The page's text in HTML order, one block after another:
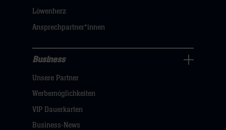
hier
Löwenherz
Ansprechpartner*innen
Navigation
öffnen,
dann
klicken
Business
Unsere Partner
Werbemöglichkeiten
VIP Dauerkarten
Business-News